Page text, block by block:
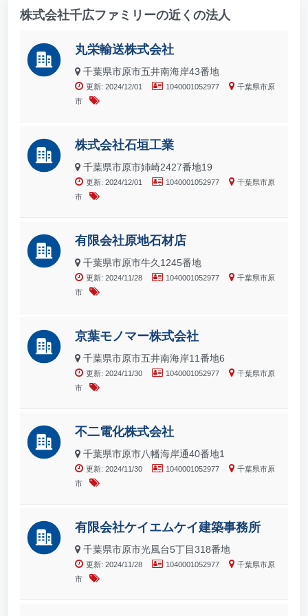
株式会社千広ファミリーの近くの法人
丸栄輸送株式会社
千葉県市原市五井南海岸43番地
更新: 2024/12/01 1040001052977
千葉県市原
市
株式会社石垣工業
千葉県市原市姉崎2427番地19
更新: 2024/12/01 1040001052977
千葉県市原
市
有限会社原地石材店
千葉県市原市牛久1245番地
更新: 2024/11/28 1040001052977
千葉県市原
市
京葉モノマー株式会社
千葉県市原市五井南海岸11番地6
更新: 2024/11/30 1040001052977
千葉県市原
市
不二電化株式会社
千葉県市原市八幡海岸通40番地1
更新: 2024/11/30 1040001052977
千葉県市原
市
有限会社ケイエムケイ建築事務所
千葉県市原市光風台5丁目318番地
更新: 2024/11/28 1040001052977
千葉県市原
市